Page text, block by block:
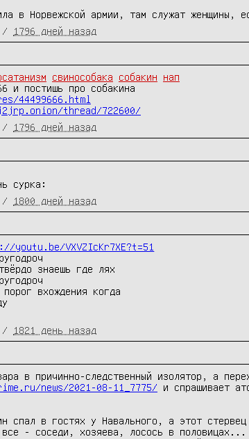
в Норвежской армии, там служат женщины,
/ 1796 дней назад
свинособака собакин
нап
44499666.html
thread/722600/
/ 1796 дней назад
сурка:
/ 1800 дней назад
youtu.be/VXVZIcKr7XE?t=51
знаешь где лях
порог вхождения когда
/ 1821 день назад
news/2021-08-11_7775/ и спрашивает
спал в гостях у Навального, а этот
- соседи, хозяева, лосось в половицах...